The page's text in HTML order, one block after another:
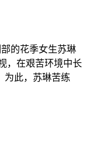
的花季女生苏琳
，在艰苦环境中长
为此，苏琳苦练